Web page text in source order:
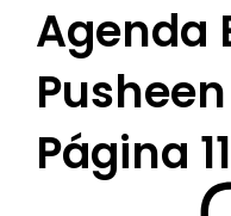
Agenda
Página